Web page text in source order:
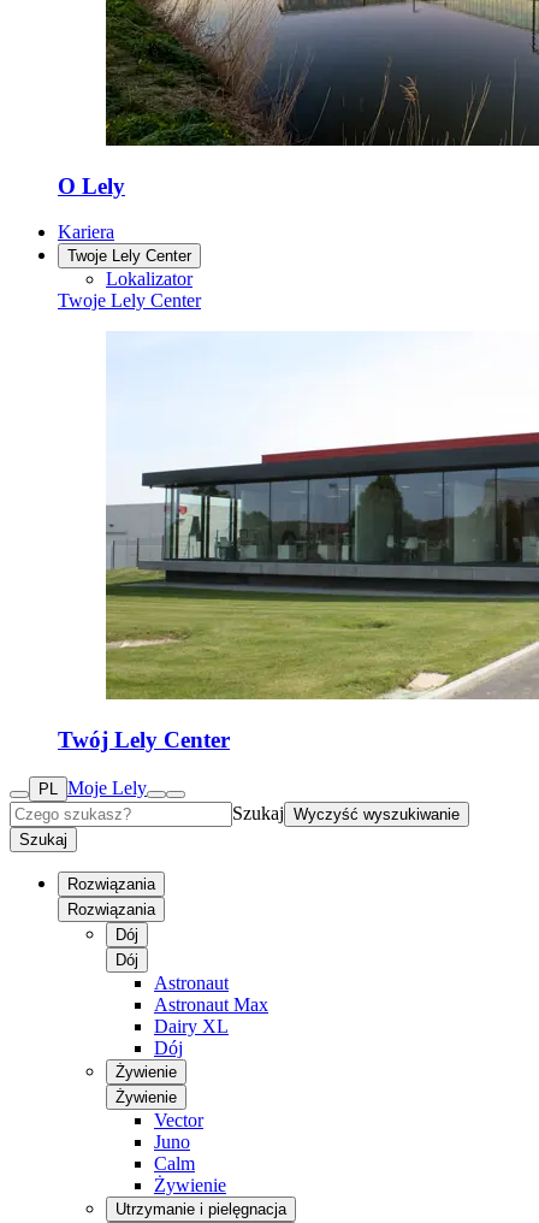
O Lely
Kariera
Twoje Lely Center
Lokalizator
Twoje Lely Center
Twój Lely Center
PL
Moje Lely
Szukaj Wyczyść wyszukiwanie
Szukaj
Rozwiązania
Rozwiązania
Dój
Dój
Astronaut
Astronaut Max
Dairy XL
Dój
Żywienie
Żywienie
Vector
Juno
Calm
Żywienie
Utrzymanie i pielęgnacja